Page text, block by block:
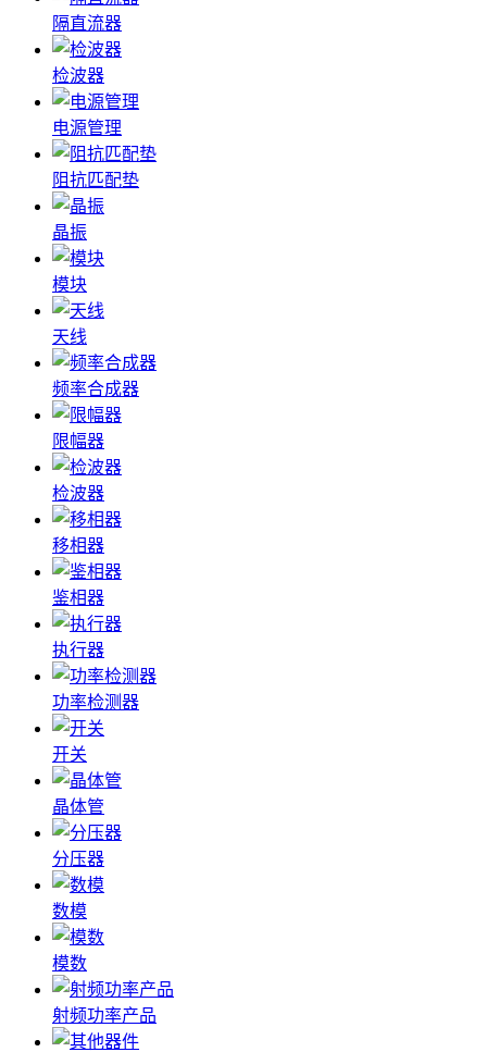
隔直流器
检波器
电源管理
阻抗匹配垫
晶振
模块
天线
频率合成器
限幅器
检波器
移相器
鉴相器
执行器
功率检测器
开关
晶体管
分压器
数模
模数
射频功率产品